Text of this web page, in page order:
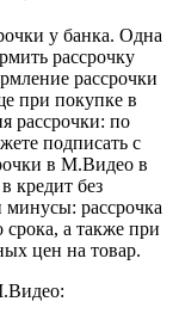
у банка. Одна
рассрочку
рассрочки
при покупке в
рассрочки: по
подписать с
в М.Видео в
кредит без
минусы: рассрочка
а также при
цен на товар.